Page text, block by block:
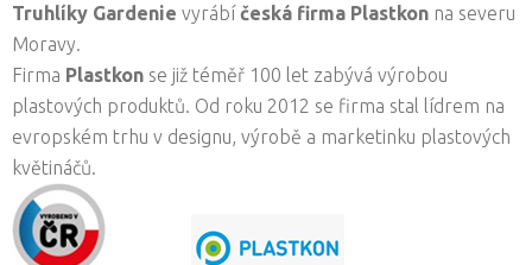
Truhlíky Gardenie vyrábíčeská firma Plastkon na severu
Moravy.
Firma Plastkon se již téměř 100 let zabývá výrobou
plastových produktů. Od roku 2012 se firma stal lídrem na
evropském trhu v designu, výrobě a marketinku plastových
květináčů.